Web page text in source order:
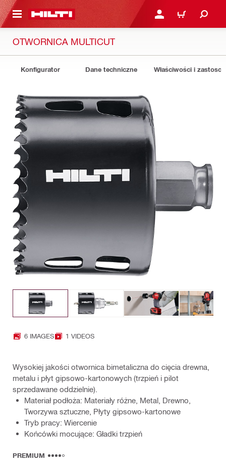
GŁÓWNEJ ZALOGUJ SIĘ LUB
KOSZYK
OTWORNICA MULTICUT
Konfigurator Dane techniczne Właściwości i
6 IMAGES 1 VIDEOS
Wysokiej jakości otwornica bimetaliczna do cięcia drewna,
metalu i płyt gipsowo-kartonowych (trzpień i pilot
sprzedawane oddzielnie).
Materiał podłoża: Materiały różne, Metal, Drewno,
Tworzywa sztuczne, Płyty gipsowo-kartonowe
Tryb pracy: Wiercenie
Końcówki mocujące: Gładki trzpień
PREMIUM